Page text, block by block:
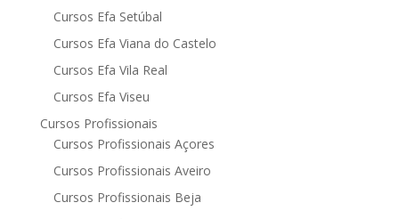
Cursos Efa Setúbal
Cursos Efa Viana do Castelo
Cursos Efa Vila Real
Cursos Efa Viseu
Cursos Profissionais
Cursos Profissionais Açores
Cursos Profissionais Aveiro
Cursos Profissionais Beja